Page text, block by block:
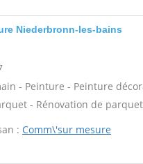
Niederbronn-les-bains
- Peinture - Peinture
- Rénovation de
: Comm\'sur mesure